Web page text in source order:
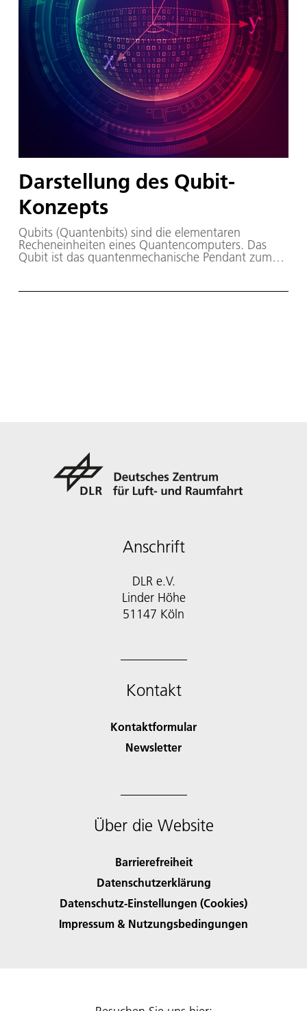
Darstellung des Qubit-
Konzepts
Qubits (Quantenbits) sind die elementaren
Recheneinheiten eines Quantencomputers. Das
Qubit ist das quantenmechanische Pendant zum
Anschrift
DLR e.V.
Linder Höhe
51147 Köln
Kontakt
Kontaktformular
Newsletter
Über die Website
Barrierefreiheit
Datenschutzerklärung
Datenschutz-Einstellungen (Cookies)
Impressum & Nutzungsbedingungen